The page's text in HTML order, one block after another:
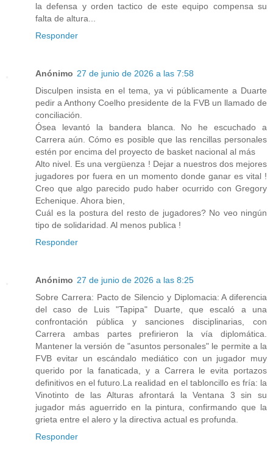
la defensa y orden tactico de este equipo compensa su
falta de altura...
Responder
Anónimo 27 de junio de 2026 a las 7:58
Disculpen insista en el tema, ya vi públicamente a Duarte
pedir a Anthony Coelho presidente de la FVB un llamado de
conciliación.
Ósea levantó la bandera blanca. No he escuchado a
Carrera aún. Cómo es posible que las rencillas personales
estén por encima del proyecto de basket nacional al más
Alto nivel. Es una vergüenza ! Dejar a nuestros dos mejores
jugadores por fuera en un momento donde ganar es vital !
Creo que algo parecido pudo haber ocurrido con Gregory
Echenique. Ahora bien,
Cuál es la postura del resto de jugadores? No veo ningún
tipo de solidaridad. Al menos publica !
Responder
Anónimo 27 de junio de 2026 a las 8:25
Sobre Carrera: Pacto de Silencio y Diplomacia: A diferencia
del caso de Luis "Tapipa" Duarte, que escaló a una
confrontación pública y sanciones disciplinarias, con
Carrera ambas partes prefirieron la vía diplomática.
Mantener la versión de "asuntos personales" le permite a la
FVB evitar un escándalo mediático con un jugador muy
querido por la fanaticada, y a Carrera le evita portazos
definitivos en el futuro.La realidad en el tabloncillo es fría: la
Vinotinto de las Alturas afrontará la Ventana 3 sin su
jugador más aguerrido en la pintura, confirmando que la
grieta entre el alero y la directiva actual es profunda.
Responder